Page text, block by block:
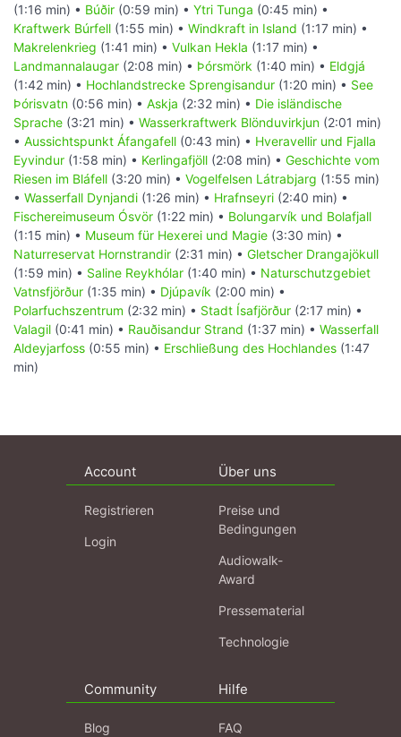
(1:16 min) • Búðir (0:59 min) • Ytri Tunga (0:45 min) •
Kraftwerk Búrfell (1:55 min) • Windkraft in Island (1:17 min) •
Makrelenkrieg (1:41 min) • Vulkan Hekla (1:17 min) •
Landmannalaugar (2:08 min) • Þórsmörk (1:40 min) • Eldgjá
(1:42 min) • Hochlandstrecke Sprengisandur (1:20 min) • See
Þórisvatn (0:56 min) • Askja (2:32 min) • Die isländische
Sprache (3:21 min) • Wasserkraftwerk Blönduvirkjun (2:01 min)
• Aussichtspunkt Áfangafell (0:43 min) • Hveravellir und Fjalla
Eyvindur (1:58 min) • Kerlingafjöll (2:08 min) • Geschichte vom
Riesen im Bláfell (3:20 min) • Vogelfelsen Látrabjarg (1:55 min)
• Wasserfall Dynjandi (1:26 min) • Hrafnseyri (2:40 min) •
Fischereimuseum Ósvör (1:22 min) • Bolungarvík und Bolafjall
(1:15 min) • Museum für Hexerei und Magie (3:30 min) •
Naturreservat Hornstrandir (2:31 min) • Gletscher Drangajökull
(1:59 min) • Saline Reykhólar (1:40 min) • Naturschutzgebiet
Vatnsfjörður (1:35 min) • Djúpavík (2:00 min) •
Polarfuchszentrum (2:32 min) • Stadt Ísafjörður (2:17 min) •
Valagil (0:41 min) • Rauðisandur Strand (1:37 min) • Wasserfall
Aldeyjarfoss (0:55 min) • Erschließung des Hochlandes (1:47
min)
Account
Registrieren
Login
Über uns
Preise und
Bedingungen
Audiowalk-
Award
Pressematerial
Technologie
Community
Blog
Hilfe
FAQ